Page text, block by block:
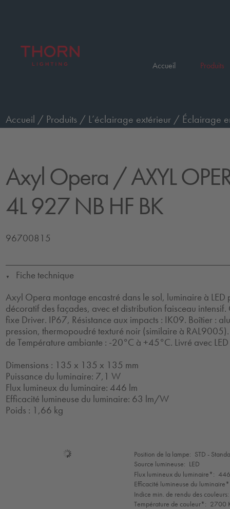
Accueil Produits
Accueil / Produits / L’éclairage extérieur / Éclairage
Axyl Opera / AXYL
4L 927 NB HF BK
96700815
▼
Fiche technique
Axyl Opera montage encastré dans le sol, luminaire à
décoratif des façades, avec et distribution faisceau intensif.
fixe Driver. IP67, Résistance aux impacts : IK09. Boîtier :
pression, thermopoudré texturé noir (similaire à
de Température ambiante : -20°C à +45°C. Livré avec
Dimensions : 135 x 135 x 135 mm
Puissance du luminaire: 7,1 W
Flux lumineux du luminaire: 446 lm
Efficacité lumineuse du luminaire: 63 lm/W
Poids : 1,66 kg
Sélection
de
mode
Position de la lampe: STD -
Source lumineuse: LED
Flux lumineux du luminaire*:
Efficacité lumineuse du
Indice min. de rendu des couleurs:
Température de couleur*: 2700